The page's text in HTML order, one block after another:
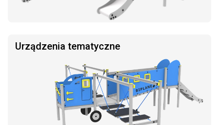
Urządzenia tematyczne